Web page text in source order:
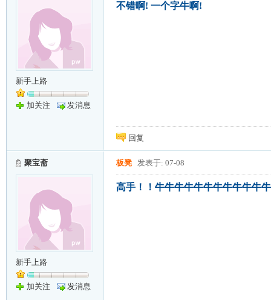
新手上路
加关注 发消息
不错啊! 一个字牛啊!
回复
聚宝斋
新手上路
加关注 发消息
板凳 发表于: 07-08
高手！！牛牛牛牛牛牛牛牛牛牛牛